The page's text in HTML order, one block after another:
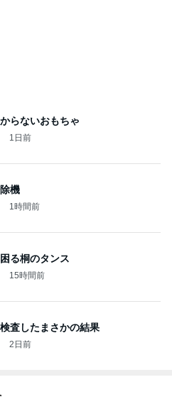
らないおもちゃ
1日前
機
1時間前
る桐のタンス
15時間前
査したまさかの結果
2日前